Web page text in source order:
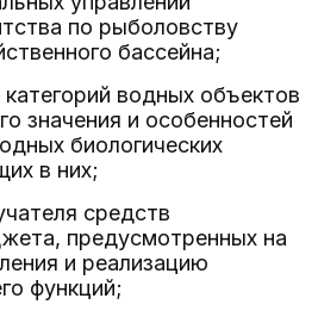
по рыболовству
бассейна;
категорий водных объектов
значения и особенностей
биологических
в них;
средств
предусмотренных на
и реализацию
функций;